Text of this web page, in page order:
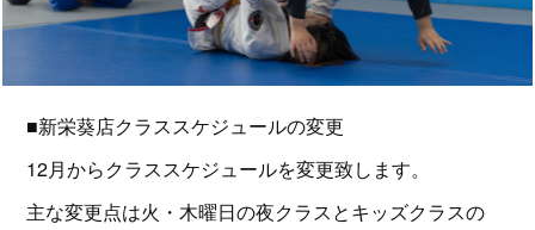
■新栄葵店クラススケジュールの変更
12月からクラススケジュールを変更致します。
主な変更点は火・木曜日の夜クラスとキッズクラスの